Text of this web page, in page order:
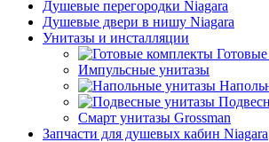
Душевые перегородки Niagara
Душевые двери в нишу Niagara
Унитазы и инсталляции
Импульсные унитазы
Смарт унитазы Grossman
Запчасти для душевых кабин Niagara